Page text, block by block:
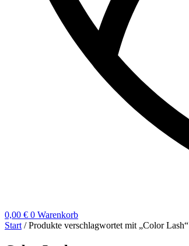
0,00 € 0 Warenkorb
Start / Produkte verschlagwortet mit „Color Lash“